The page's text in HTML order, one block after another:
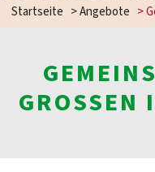
Startseite >Angebote >
GROSSEN